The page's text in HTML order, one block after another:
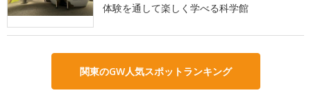
体験を通して楽しく学べる科学館
関東のGW人気スポットランキング